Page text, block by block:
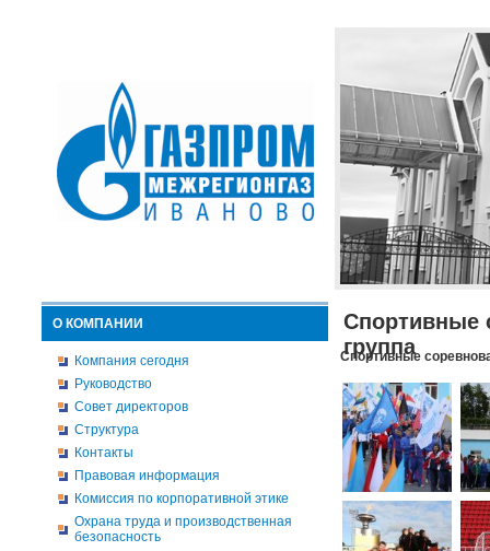
О КОМПАНИИ
Компания сегодня
Руководство
Совет директоров
Структура
Контакты
Правовая информация
Комиссия по корпоративной этике
Охрана труда и производственная
безопасность
Спортивные
группа
Спортивные